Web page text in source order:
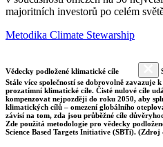
majoritních investorů po celém
Metodika Climate Stewarship
Vědecky podložené klimatické cíle
Stále více společností se dobrovolně zavazuje
prozatímní klimatické cíle. Čisté nulové cíle
kompenzovat nejpozději do roku 2050, aby
klimatických cílů – omezení globálního
závisí na tom, zda jsou průběžné cíle
Zde použitá metodologie pro vědecky
Science Based Targets Initiative (SBTi).